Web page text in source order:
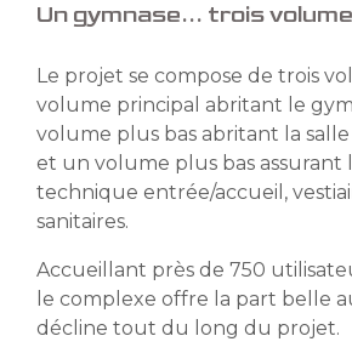
Un gymnase... trois
Le projet se compose de trois
volume principal abritant le
volume plus bas abritant la
et un volume plus bas assurant
technique entrée/accueil,
sanitaires.
Accueillant près de 750
le complexe offre la part belle
décline tout du long du projet.